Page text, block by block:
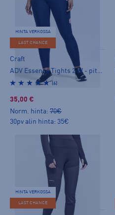
HINTA VERKOSSA
LAST CHANCE
Craft
ADV Essence Tights 2 W - pitkät trikoot
(6)
35,00 €
Norm. hinta: 70€
30pv alin hinta: 35€
HINTA VERKOSSA
LAST CHANCE